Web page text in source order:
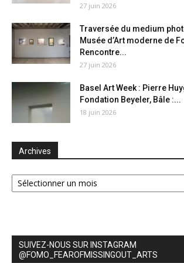
27 juin 2026
Traversée du medium
Musée d’Art moderne de
Rencontre...
27 juin 2026
Basel Art Week : Pierre
Fondation Beyeler, Bâle :...
18 juin 2026
Archives
Archives
SUIVEZ-NOUS SUR INSTAGRAM
@FOMO_FEAROFMISSINGOUT_ARTS